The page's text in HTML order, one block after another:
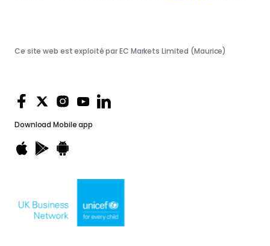
Download Mobile app
Ce site web est exploité par EC Markets Limited (Maurice)